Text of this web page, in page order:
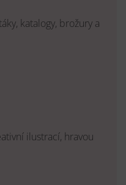
katalogy, brožury a
ilustrací, hravou